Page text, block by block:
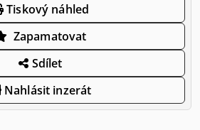
Tiskový náhled
Zapamatovat
Sdílet
Nahlásit inzerát